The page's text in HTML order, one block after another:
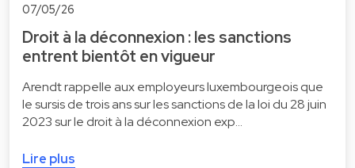
07/05/26
Droit à la déconnexion : les sanctions
entrent bientôt en vigueur
Arendt rappelle aux employeurs luxembourgeois que
le sursis de trois ans sur les sanctions de la loi du 28 juin
2023 sur le droit à la déconnexion exp…
Lire plus